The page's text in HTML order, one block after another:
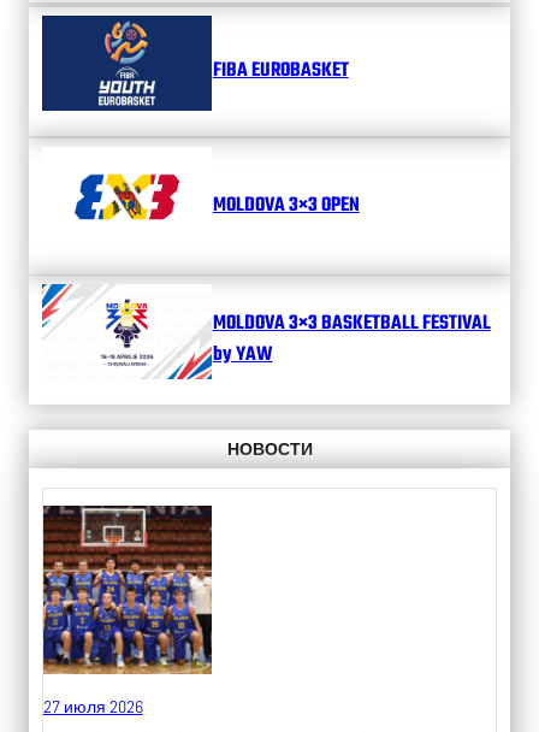
FIBA EUROBASKET
MOLDOVA 3×3 OPEN
MOLDOVA 3×3 BASKETBALL FESTIVAL
by YAW
НОВОСТИ
27 июля 2026